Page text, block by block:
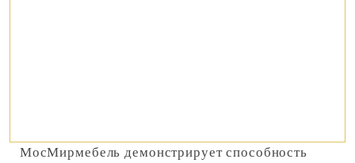
МосМирмебель демонстрирует способность